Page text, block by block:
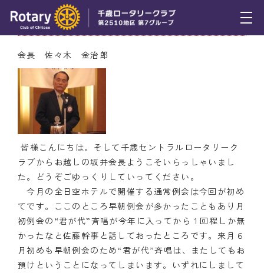
トピックス
例会報告
活動報告
理事会報告
スケジュール
年間プログラム
木曜会
組織図
クラブのあゆみ
5月19日（木） 会長挨拶
会長 佐々木 金治郎
皆様こんにちは。そして千歳セントラルロータリーク
ラブからお越しの坂井会長ようこそいらっしゃいまし
た。どうぞごゆっくりしていってください。
今月の全日空ホテルで開催する通常例会は今回が初め
てです。ここのところ早朝例会が多かったこともあり月
初例会の“君が代”斉唱が今年に入ってから１回程しか無
かったなと佐藤幹事と話しておったところです。来月６
月初めも早朝例会のため“君が代”斉唱は、またしてもお
預けということになってしまいます。いずれにしまして